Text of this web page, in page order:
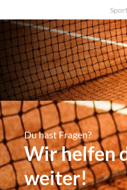
Du hast Fragen?
Wir helfen
weiter!